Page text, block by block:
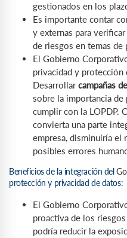
gestionados en los
Es importante contar
y externas para
de riesgos en temas
El Gobierno
privacidad y protección
Desarrollarcampañas
sobre la importancia
cumplir con la LOPDP.
convierta una parte
empresa, disminuiría
posibles errores
Beneficios de la integración del
protección y privacidad de datos:
El Gobierno
proactiva de los
podría reducir la